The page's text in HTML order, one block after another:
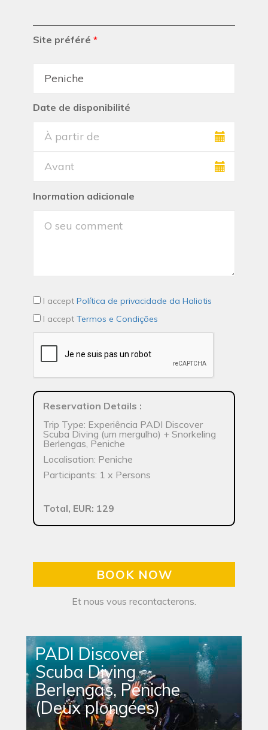
Site préféré *
Date de disponibilité
Inormation adicionale
I accept Política de privacidade da Haliotis
I accept Termos e Condições
Reservation Details :
Trip Type: Experiência PADI Discover
Scuba Diving (um mergulho) + Snorkeling
Berlengas, Peniche
Localisation: Peniche
Participants: 1 x Persons
Total, EUR: 129
BOOK NOW
Et nous vous recontacterons.
PADI Discover
Scuba Diving
Berlengas, Peniche
(Deux plongées)